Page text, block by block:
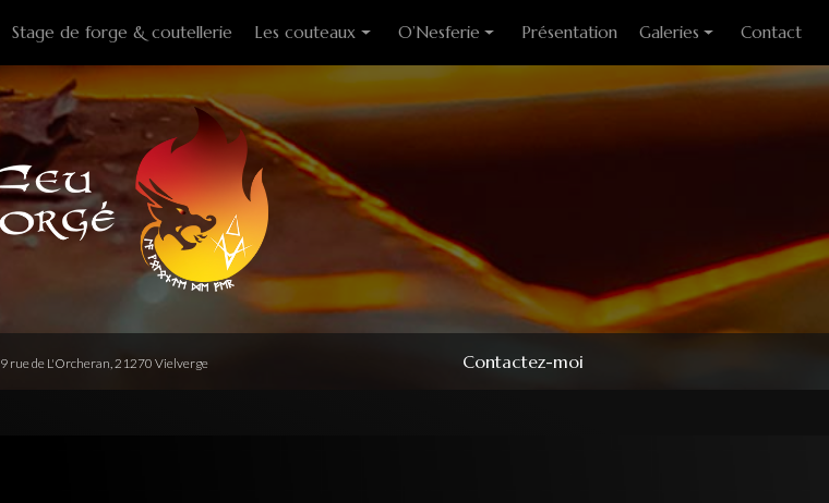
Stage de forge & coutellerie Les couteaux
Couteaux fixes
Couteaux pliants
Couteaux de cuisine
Couteaux de table
Couteaux à huitre
Tire-bouchons
Option
O’Nesferie
Encens Artisanal
Présentation Galeries
Photo des stages
Contact
9 rue de L'Orcheran, 21270 Vielverge Contactez-moi